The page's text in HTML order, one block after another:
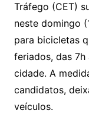
Tráfego (CET)
neste domingo
para bicicletas
feriados, das 7h
cidade. A
candidatos,
veículos.